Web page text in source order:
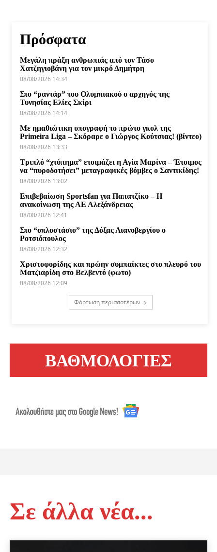
Πρόσφατα
Μεγάλη πράξη ανθρωπιάς από τον Τάσο
Χατζηγιοβάνη για τον μικρό Δημήτρη
08/08/2026 14:34
Στο “ραντάρ” του Ολυμπιακού ο αρχηγός της
Τυνησίας Ελίες Σκίρι
08/08/2026 14:14
Με ημαθιώτικη υπογραφή το πρώτο γκολ της
Primeira Liga – Σκόραρε ο Γιώργος Κούτσιας! (βίντεο)
08/08/2026 13:33
Τριπλό “χτύπημα” ετοιμάζει η Αγία Μαρίνα – Έτοιμος
να “πυροδοτήσει” μεταγραφικές βόμβες ο Σαντικίδης!
08/08/2026 13:02
Επιβεβαίωση Sportsfan για Παπατζίκο – Η
ανακοίνωση της ΑΕ Αλεξάνδρειας
08/08/2026 12:41
Στο “οπλοστάσιο” της Δόξας Λιανοβεργίου ο
Ροτσιόπουλος
08/08/2026 12:32
Χριστοφορίδης και πρώην συμπαίκτες στο πλευρό του
Ματζιαρίδη στο Βελβεντό (φωτο)
08/08/2026 12:09
Φόρτωση περισσοτέρων
ΒΑΘΜΟΛΟΓΙΕΣ
Σε άλλα νέα...